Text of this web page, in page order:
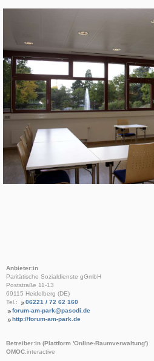
Anbieter:in
Paritätische Sozialdienste gGmbH
Poststraße 11-13
69115 Heidelberg (DE)
Tel.:
06221 / 72 62 160
forum-am-park@pasodi.de
http://forum-am-park.de
Betreiber:in (Plattform 'Online-Raumverwaltung')
OMOC .interactive